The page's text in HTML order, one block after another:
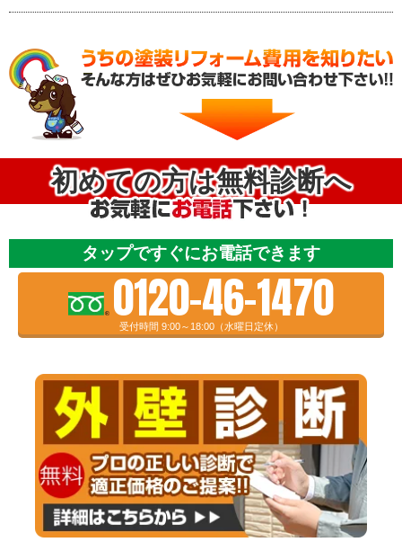
初めての方は無料診断へ
タップですぐにお電話できます
0120-46-1470
受付時間 9:00～18:00（水曜日定休）